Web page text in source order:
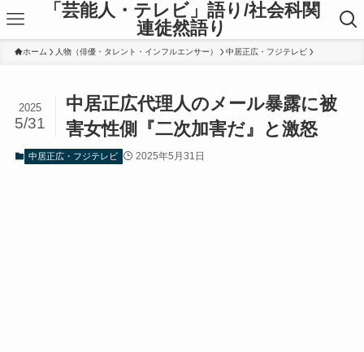
「芸能人・テレビ」語り/社会科関
連徒然語り
ホーム 人物（俳優・タレント・インフルエンサー） 中居正広・フジテレビ
中居正広代理人のメール暴露に被
害女性側『二次加害だ』と激怒
2025
5/31
中居正広・フジテレビ 2025年5月31日